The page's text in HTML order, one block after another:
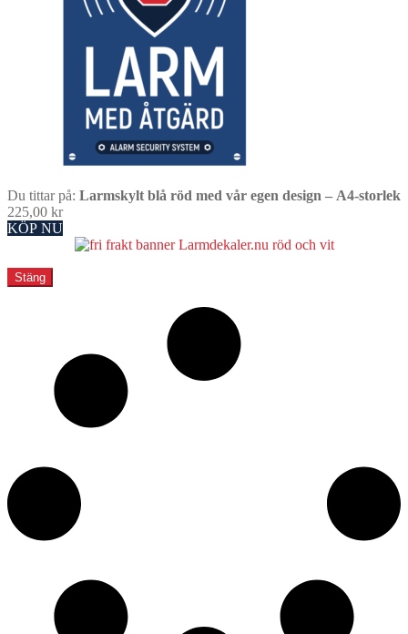
Du tittar på: Larmskylt blå röd med vår egen design – A4-storlek
225,00 kr
KÖP NU
Stäng